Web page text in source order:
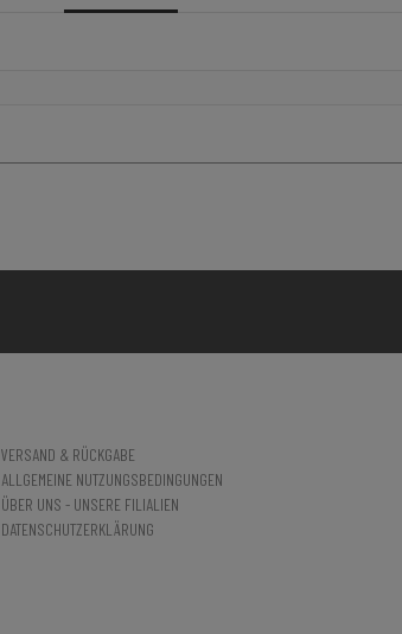
VERSAND & RÜCKGABE
ALLGEMEINE NUTZUNGSBEDINGUNGEN
ÜBER UNS - UNSERE FILIALIEN
DATENSCHUTZERKLÄRUNG